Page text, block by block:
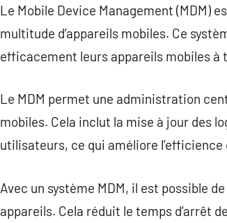
Le Mobile Device Management (MDM)
multitude d’appareils mobiles. Ce
efficacement leurs appareils mobiles à
Le MDM permet une administration
mobiles. Cela inclut la mise à jour des
utilisateurs, ce qui améliore
Avec un système MDM, il est possible
appareils. Cela réduit le temps d’arrêt